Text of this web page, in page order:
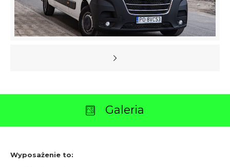
Galeria
Wyposażenie to: